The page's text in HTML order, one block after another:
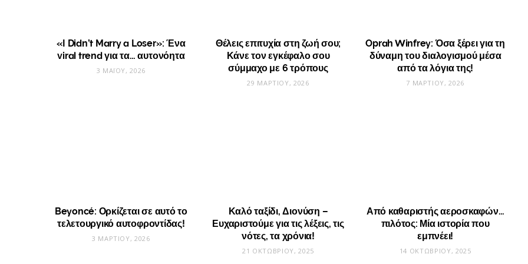
«I Didn’t Marry a Loser»: Ένα
viral trend για τα… αυτονόητα
3 ΜΑΪ́ΟΥ, 2026
Θέλεις επιτυχία στη ζωή σου;
Κάνε τον εγκέφαλο σου
σύμμαχο με 6 τρόπους
29 ΜΑΡΤΊΟΥ, 2026
Oprah Winfrey: Όσα ξέρει για τη
δύναμη του διαλογισμού μέσα
από τα λόγια της!
7 ΜΑΡΤΊΟΥ, 2026
Beyoncé: Ορκίζεται σε αυτό το
τελετουργικό αυτοφροντίδας!
3 ΜΑΡΤΊΟΥ, 2026
Καλό ταξίδι, Διονύση –
Ευχαριστούμε για τις λέξεις, τις
νότες, τα χρόνια!
21 ΟΚΤΩΒΡΊΟΥ, 2025
Από καθαριστής αεροσκαφών…
πιλότος: Μία ιστορία που
εμπνέει!
14 ΟΚΤΩΒΡΊΟΥ, 2025